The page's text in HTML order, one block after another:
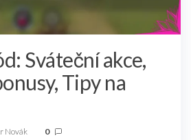
Sváteční akce,
Tipy na
Novák 0